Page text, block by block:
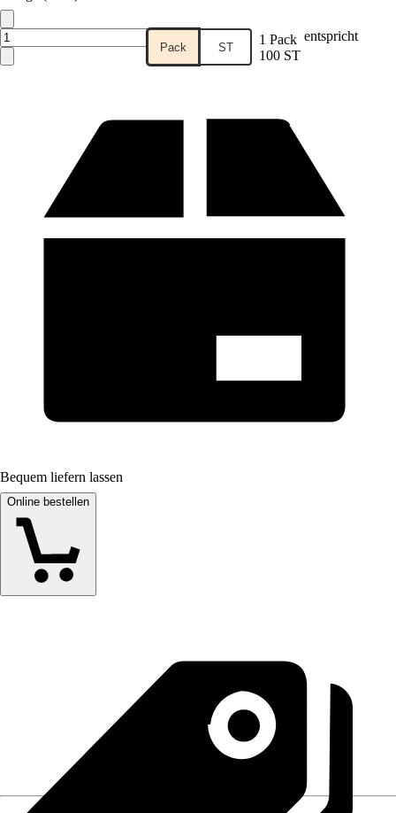
Pack ST 1 Pack entspricht
100 ST
Bequem liefern lassen
Online bestellen